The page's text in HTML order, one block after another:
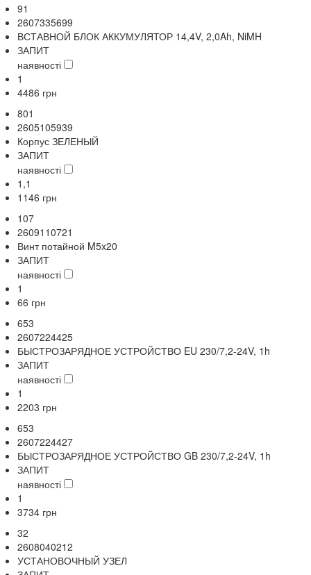
91
2607335699
ВСТАВНОЙ БЛОК АККУМУЛЯТОР 14,4V, 2,0Ah, NiMH
ЗАПИТ
наявності
1
4486 грн
801
2605105939
Корпус ЗЕЛЕНЫЙ
ЗАПИТ
наявності
1,1
1146 грн
107
2609110721
Винт потайной M5x20
ЗАПИТ
наявності
1
66 грн
653
2607224425
БЫСТРОЗАРЯДНОЕ УСТРОЙСТВО EU 230/7,2-24V, 1h
ЗАПИТ
наявності
1
2203 грн
653
2607224427
БЫСТРОЗАРЯДНОЕ УСТРОЙСТВО GB 230/7,2-24V, 1h
ЗАПИТ
наявності
1
3734 грн
32
2608040212
УСТАНОВОЧНЫЙ УЗЕЛ